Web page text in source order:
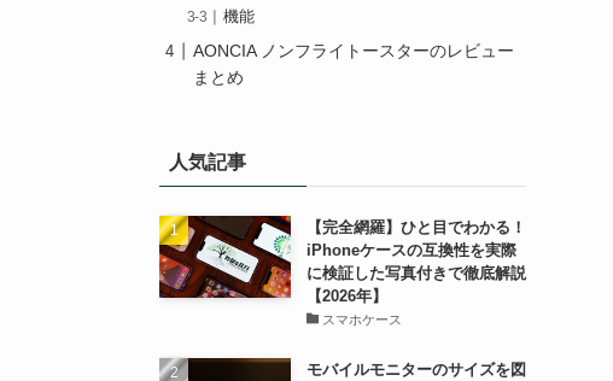
機能
AONCIA ノンフライトースターのレビュー
まとめ
人気記事
【完全網羅】ひと目でわかる！
iPhoneケースの互換性を実際
に検証した写真付きで徹底解説
【2026年】
スマホケース
モバイルモニターのサイズを図